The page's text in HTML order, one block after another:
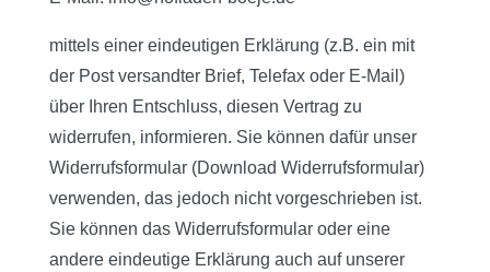
mittels einer eindeutigen Erklärung (z.B. ein mit
der Post versandter Brief, Telefax oder E-Mail)
über Ihren Entschluss, diesen Vertrag zu
widerrufen, informieren. Sie können dafür unser
Widerrufsformular (Download Widerrufsformular)
verwenden, das jedoch nicht vorgeschrieben ist.
Sie können das Widerrufsformular oder eine
andere eindeutige Erklärung auch auf unserer